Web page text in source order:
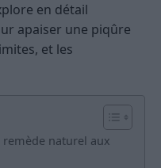
en détail
apaiser une piqûre
et les
naturel aux